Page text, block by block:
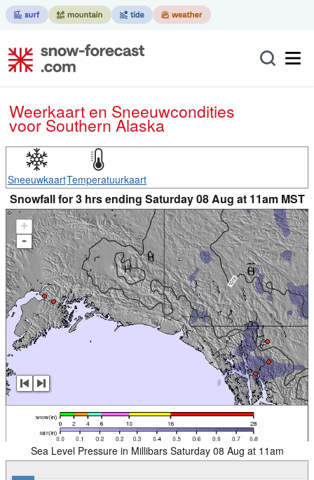
Weerkaart en Sneeuwcondities
voor Southern Alaska
SneeuwkaartTemperatuurkaart
Snowfall for 3 hrs ending Saturday 08 Aug at 11am MST
+
-
Sea Level Pressure in Millibars Saturday 08 Aug at 11am